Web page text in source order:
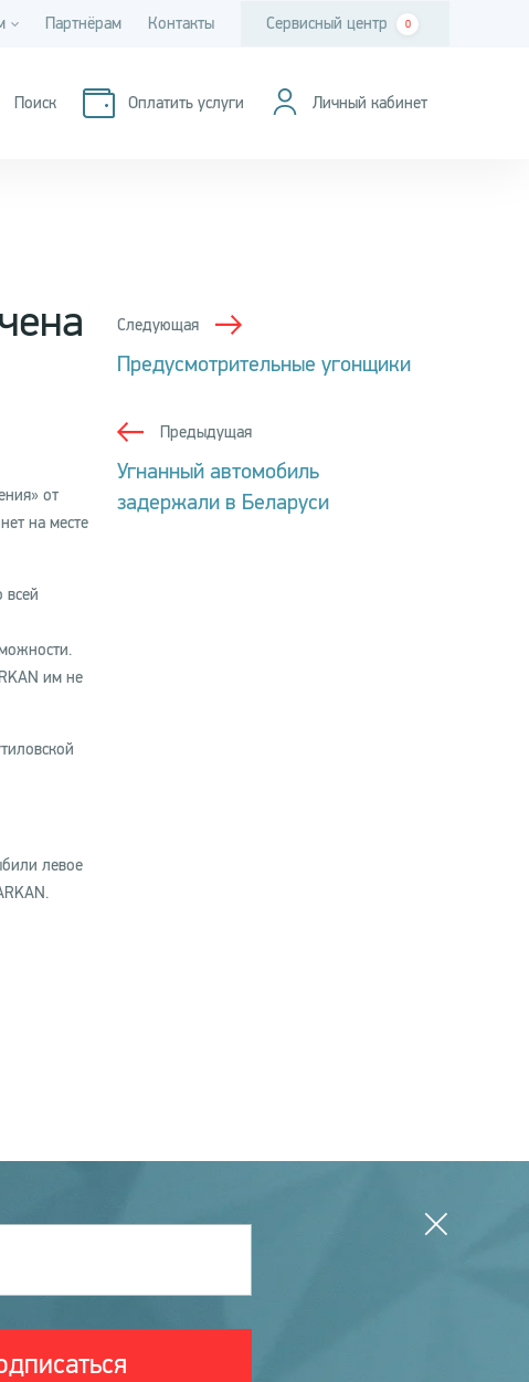
Партнёрам Контакты Сервисный центр 0
Поиск Оплатить услуги Личный кабинет
от
на месте
всей
им не
левое
Следующая
Предусмотрительные угонщики
Предыдущая
Угнанный автомобиль
задержали в Беларуси